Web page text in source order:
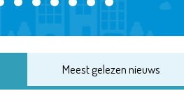
Meest gelezen nieuws